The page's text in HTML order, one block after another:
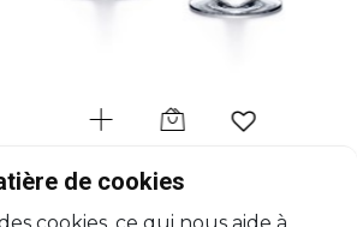
BACCARAT
de cookies